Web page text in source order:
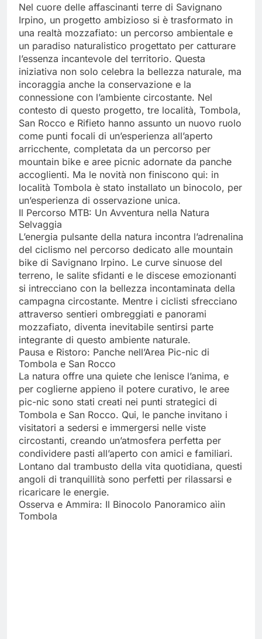
Nel cuore delle affascinanti terre di Savignano
Irpino, un progetto ambizioso si è trasformato in
una realtà mozzafiato: un percorso ambientale e
un paradiso naturalistico progettato per catturare
l’essenza incantevole del territorio. Questa
iniziativa non solo celebra la bellezza naturale, ma
incoraggia anche la conservazione e la
connessione con l’ambiente circostante. Nel
contesto di questo progetto, tre località, Tombola,
San Rocco e Rifieto hanno assunto un nuovo ruolo
come punti focali di un’esperienza all’aperto
arricchente, completata da un percorso per
mountain bike e aree picnic adornate da panche
accoglienti. Ma le novità non finiscono qui: in
località Tombola è stato installato un binocolo, per
un’esperienza di osservazione unica.
Il Percorso MTB: Un Avventura nella Natura
Selvaggia
L’energia pulsante della natura incontra l’adrenalina
del ciclismo nel percorso dedicato alle mountain
bike di Savignano Irpino. Le curve sinuose del
terreno, le salite sfidanti e le discese emozionanti
si intrecciano con la bellezza incontaminata della
campagna circostante. Mentre i ciclisti sfrecciano
attraverso sentieri ombreggiati e panorami
mozzafiato, diventa inevitabile sentirsi parte
integrante di questo ambiente naturale.
Pausa e Ristoro: Panche nell’Area Pic-nic di
Tombola e San Rocco
La natura offre una quiete che lenisce l’anima, e
per coglierne appieno il potere curativo, le aree
pic-nic sono stati creati nei punti strategici di
Tombola e San Rocco. Qui, le panche invitano i
visitatori a sedersi e immergersi nelle viste
circostanti, creando un’atmosfera perfetta per
condividere pasti all’aperto con amici e familiari.
Lontano dal trambusto della vita quotidiana, questi
angoli di tranquillità sono perfetti per rilassarsi e
ricaricare le energie.
Osserva e Ammira: Il Binocolo Panoramico aìin
Tombola